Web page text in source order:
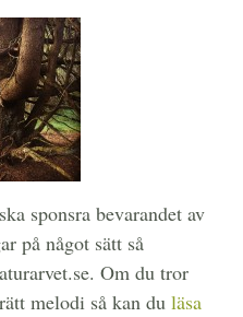
sponsra bevarandet av
på något sätt så
Om du tror
melodi så kan du läsa